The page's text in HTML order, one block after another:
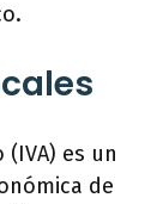
es un
de